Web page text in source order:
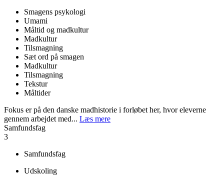
Smagens psykologi
Umami
Måltid og madkultur
Madkultur
Tilsmagning
Sæt ord på smagen
Madkultur
Tilsmagning
Tekstur
Måltider
Fokus er på den danske madhistorie i forløbet her, hvor eleverne
gennem arbejdet med... Læs mere
Samfundsfag
3
Samfundsfag
Udskoling